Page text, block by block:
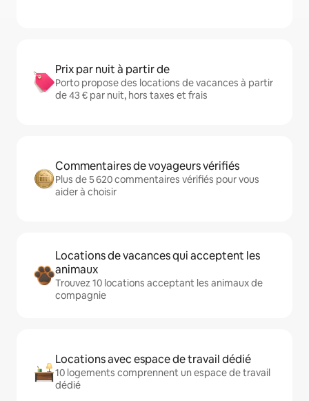
Prix par nuit à partir de
Porto propose des locations de vacances à partir
de 43 € par nuit, hors taxes et frais
Commentaires de voyageurs vérifiés
Plus de 5 620 commentaires vérifiés pour vous
aider à choisir
Locations de vacances qui acceptent les
animaux
Trouvez 10 locations acceptant les animaux de
compagnie
Locations avec espace de travail dédié
10 logements comprennent un espace de travail
dédié